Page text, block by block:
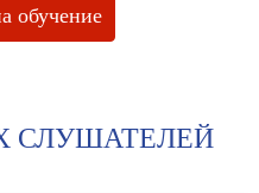
обучение
СЛУШАТЕЛЕЙ